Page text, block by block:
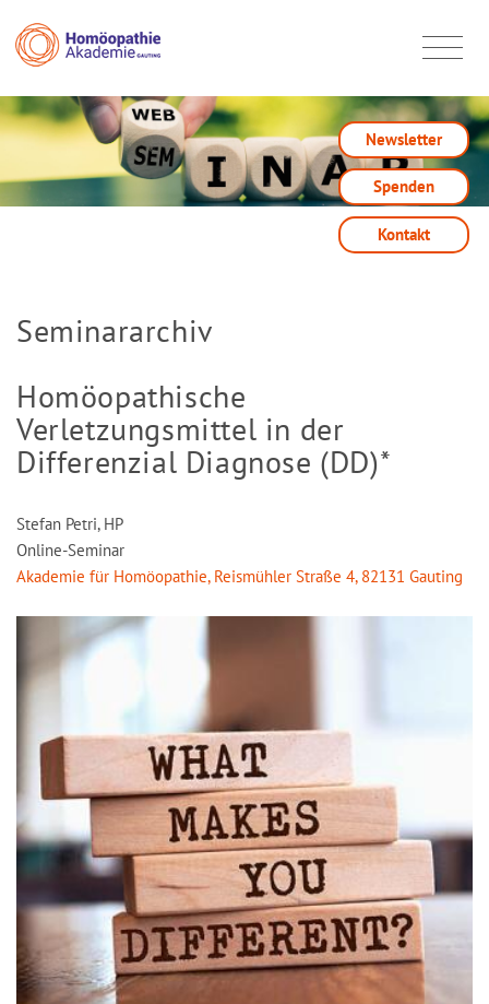
Newsletter
Spenden
Kontakt
Seminararchiv
Homöopathische
Verletzungsmittel in der
Differenzial Diagnose (DD)*
Stefan Petri, HP
Online-Seminar
Akademie für Homöopathie, Reismühler Straße 4, 82131 Gauting